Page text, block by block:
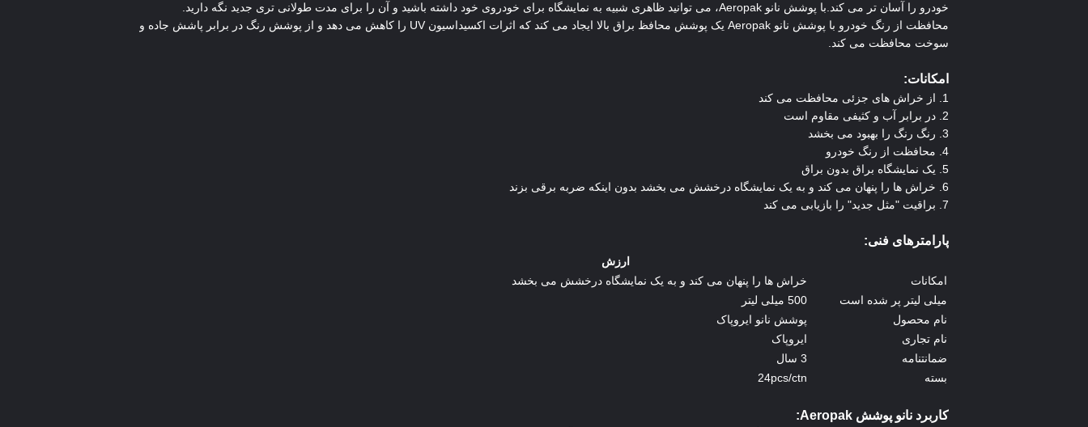
خودرو را آسان تر می کند.با پوشش نانو Aeropak، می توانید ظاهری شبیه به نمایشگاه برای خودروی خود داشته باشید و آن را برای مدت طولانی تری جدید نگه دارید.
محافظت از رنگ خودرو با پوشش نانو Aeropak یک پوشش محافظ براق بالا ایجاد می کند که اثرات اکسیداسیون UV را کاهش می دهد و از پوشش رنگ در برابر پاشش جاده و
سوخت محافظت می کند.
امکانات:
1. از خراش های جزئی محافظت می کند
2. در برابر آب و کثیفی مقاوم است
3. رنگ رنگ را بهبود می بخشد
4. محافظت از رنگ خودرو
5. یک نمایشگاه براق بدون براق
6. خراش ها را پنهان می کند و به یک نمایشگاه درخشش می بخشد بدون اینکه ضربه برقی بزند
7. براقیت "مثل جدید" را بازیابی می کند
پارامترهای فنی:
ارزش
امکانات
خراش ها را پنهان می کند و به یک نمایشگاه درخشش می بخشد
میلی لیتر پر شده است
500 میلی لیتر
نام محصول
پوشش نانو ایروپاک
نام تجاری
ایروپاک
ضمانتنامه
3 سال
بسته
24pcs/ctn
کاربرد نانو پوشش Aeropak: